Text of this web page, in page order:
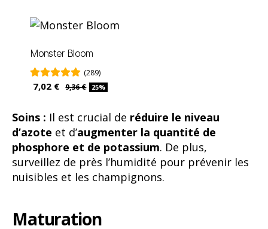
Monster Bloom
(289)
7,02 € 9,36 € 25%
Soins : Il est crucial de réduire le niveau
d’azote et d’augmenter la quantité de
phosphore et de potassium. De plus,
surveillez de près l’humidité pour prévenir les
nuisibles et les champignons.
Maturation